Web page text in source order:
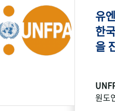
유
한
을
원도